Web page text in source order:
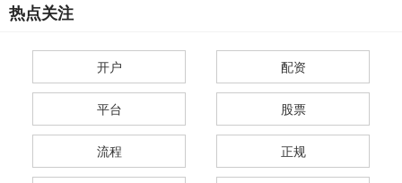
热点关注
开户 配资
平台 股票
流程 正规